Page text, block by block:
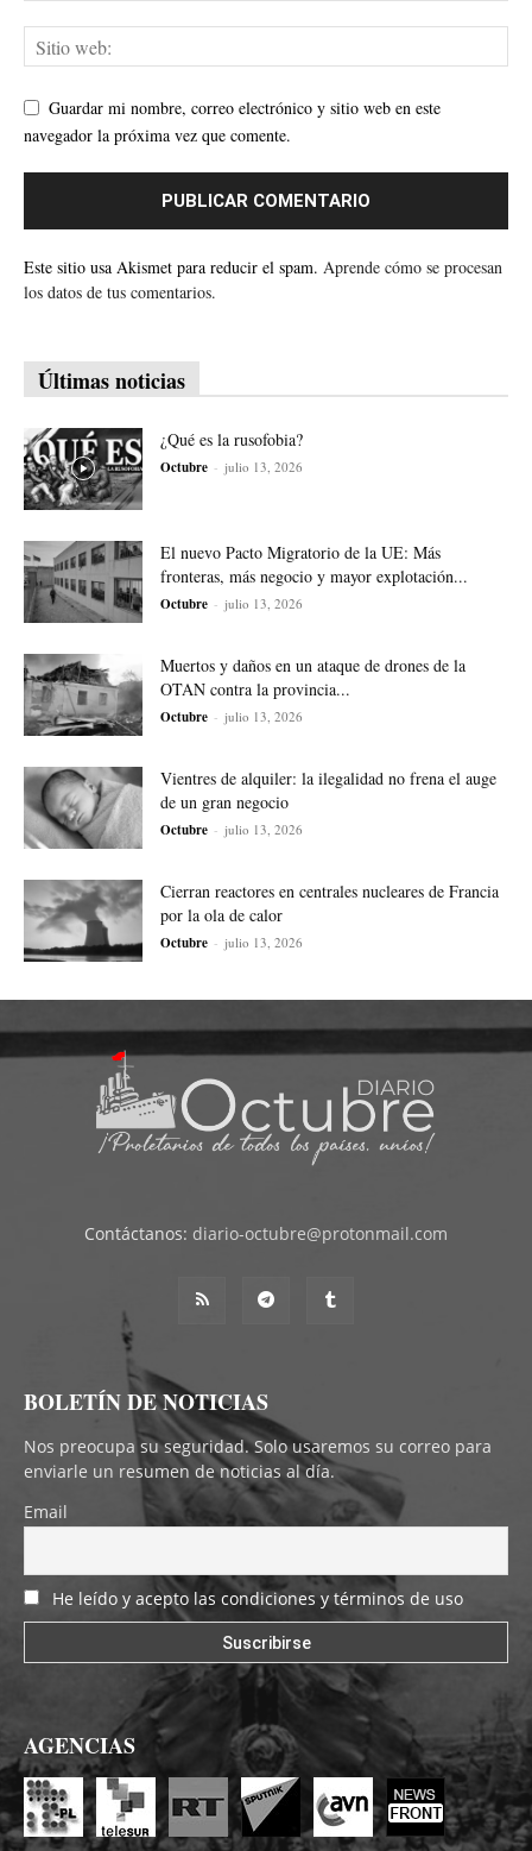
Guardar mi nombre, correo electrónico y sitio web en este
navegador la próxima vez que comente.
Este sitio usa Akismet para reducir el spam. Aprende cómo se procesan
los datos de tus comentarios.
Últimas noticias
¿Qué es la rusofobia?
Octubre - julio 13, 2026
El nuevo Pacto Migratorio de la UE: Más
fronteras, más negocio y mayor explotación...
Octubre - julio 13, 2026
Muertos y daños en un ataque de drones de la
OTAN contra la provincia...
Octubre - julio 13, 2026
Vientres de alquiler: la ilegalidad no frena el auge
de un gran negocio
Octubre - julio 13, 2026
Cierran reactores en centrales nucleares de Francia
por la ola de calor
Octubre - julio 13, 2026
Contáctanos: diario-octubre@protonmail.com
BOLETÍN DE NOTICIAS
Nos preocupa su seguridad. Solo usaremos su correo para
enviarle un resumen de noticias al día.
Email
He leído y acepto las condiciones y términos de uso
AGENCIAS